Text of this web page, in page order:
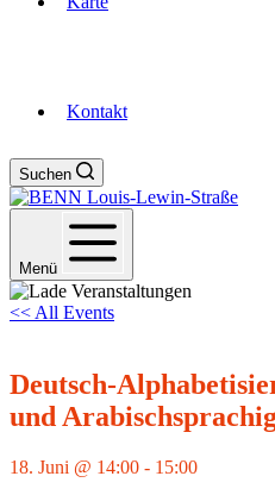
Kontakt
Suchen
Menü
<< All Events
Deutsch-
und
18. Juni @ 14:00 - 15:00